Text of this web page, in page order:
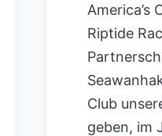
America’s
Riptide
Club
geben, im